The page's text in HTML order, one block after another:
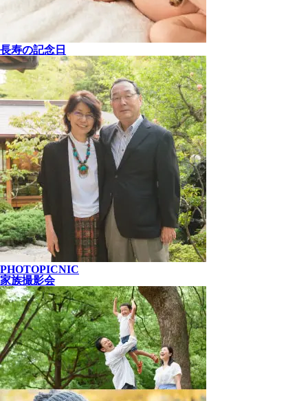
長寿の記念日
PHOTOPICNIC
家族撮影会